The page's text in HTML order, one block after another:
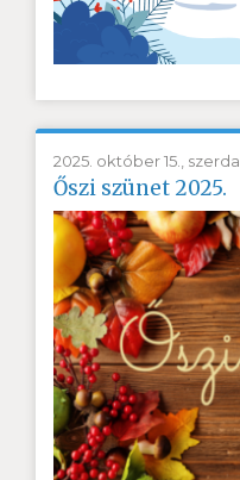
2025. október 15., szerda
Őszi szünet 2025.